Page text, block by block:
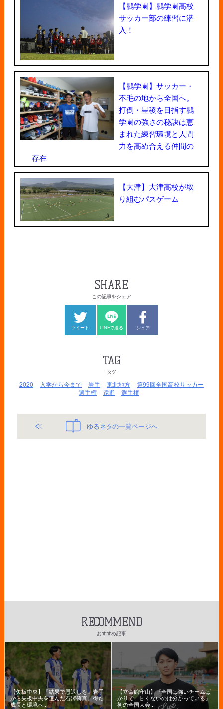
【鵬学園】鵬学園高校
サッカー部の練習に潜
入！
【鵬学園】サッカー・
不毛の地から全国へ。
打倒・星稜を目指す鵬
学園の強さの秘訣は恵
まれた練習環境と人間
力を高め合える仲間の
存在
【大津】大津高校が取
り組むパスゲーム
SHARE
この記事をシェア
ツイート LINEで送る シェア
TAG
タグ
2020 入学から今まで 岩手 東北地方
第99回全国高校サッカー
選手権
遠野 選手権
ゆるネタの一覧ページへ
RECOMMEND
おすすめ記事
【矢板中央】『結果で恩返しを』岩手
から矢板中央を選んだ石澤侑真。得た
成長と環境へ...
【立命館守山】『全国は強いチームば
かりで、甘くないのは分かっている』
初の全国大会...